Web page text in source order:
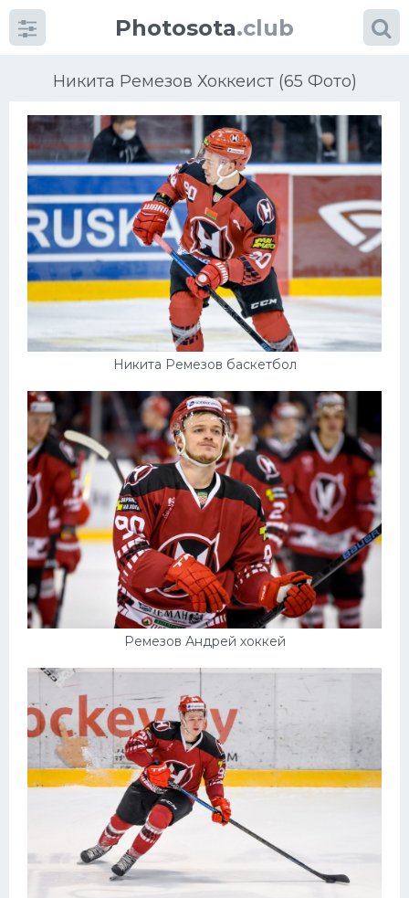
Photosota.club
Никита Ремезов Хоккеист (65 Фото)
Никита Ремезов баскетбол
Ремезов Андрей хоккей
КатегорииФото
Еще картинки...
Баскетбол
Велогонки
Конькобежный спорт
Тренажеры
Интерьер квартиры